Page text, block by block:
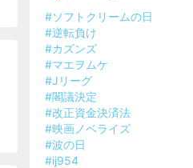
#ソフトクリームの日
#逆転負け
#カズンズ
#マエヲムケ
#Jリーグ
#閣議決定
#改正資金決済法
#映画ノベライズ
#波の日
#ij954